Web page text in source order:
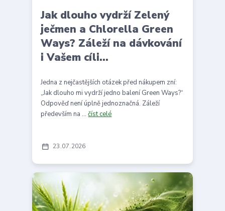
23 07 2026
Jak dlouho vydrží Zelený
ječmen a Chlorella Green
Ways? Záleží na dávkování
i Vašem cíli...
Jedna z nejčastějších otázek před nákupem zní:
„Jak dlouho mi vydrží jedno balení Green Ways?“
Odpověď není úplně jednoznačná. Záleží
především na ...číst celé